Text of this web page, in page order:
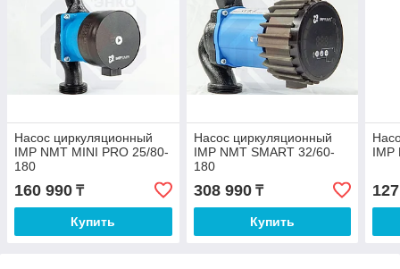
Насос циркуляционный
IMP NMT MINI PRO 25/80-
180
160 990 ₸
Купить
Насос циркуляционный
IMP NMT SMART 32/60-
180
308 990₸
Купить
IMP